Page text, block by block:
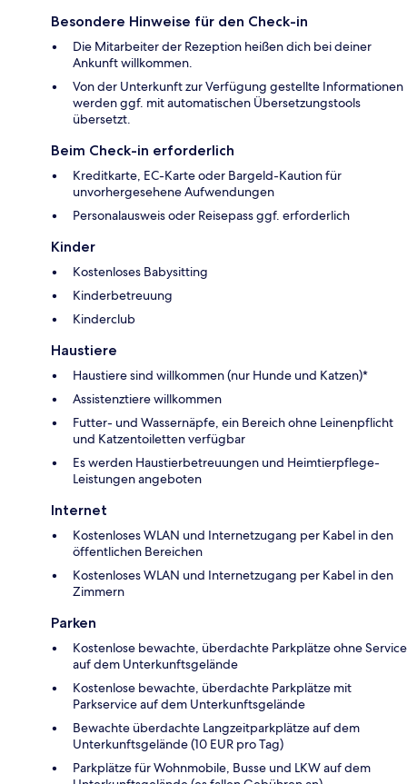
Besondere Hinweise für den Check-in
Die Mitarbeiter der Rezeption heißen dich bei deiner
Ankunft willkommen.
Von der Unterkunft zur Verfügung gestellte Informationen
werden ggf. mit automatischen Übersetzungstools
übersetzt.
Beim Check-in erforderlich
Kreditkarte, EC-Karte oder Bargeld-Kaution für
unvorhergesehene Aufwendungen
Personalausweis oder Reisepass ggf. erforderlich
Kinder
Kostenloses Babysitting
Kinderbetreuung
Kinderclub
Haustiere
Haustiere sind willkommen (nur Hunde und Katzen)*
Assistenztiere willkommen
Futter- und Wassernäpfe, ein Bereich ohne Leinenpflicht
und Katzentoiletten verfügbar
Es werden Haustierbetreuungen und Heimtierpflege-
Leistungen angeboten
Internet
Kostenloses WLAN und Internetzugang per Kabel in den
öffentlichen Bereichen
Kostenloses WLAN und Internetzugang per Kabel in den
Zimmern
Parken
Kostenlose bewachte, überdachte Parkplätze ohne Service
auf dem Unterkunftsgelände
Kostenlose bewachte, überdachte Parkplätze mit
Parkservice auf dem Unterkunftsgelände
Bewachte überdachte Langzeitparkplätze auf dem
Unterkunftsgelände (10 EUR pro Tag)
Parkplätze für Wohnmobile, Busse und LKW auf dem